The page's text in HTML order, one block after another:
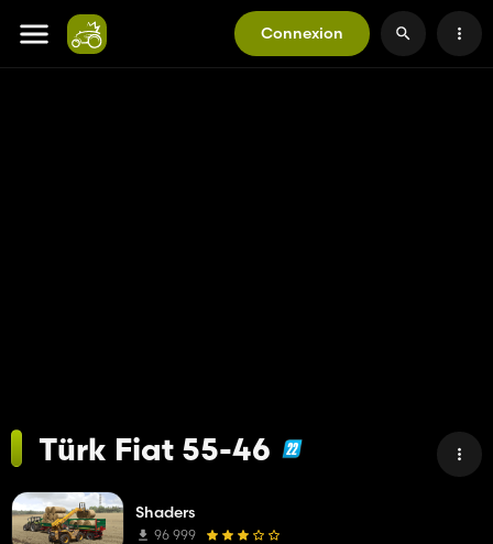
Connexion
Türk Fiat 55-46
Shaders
96 999